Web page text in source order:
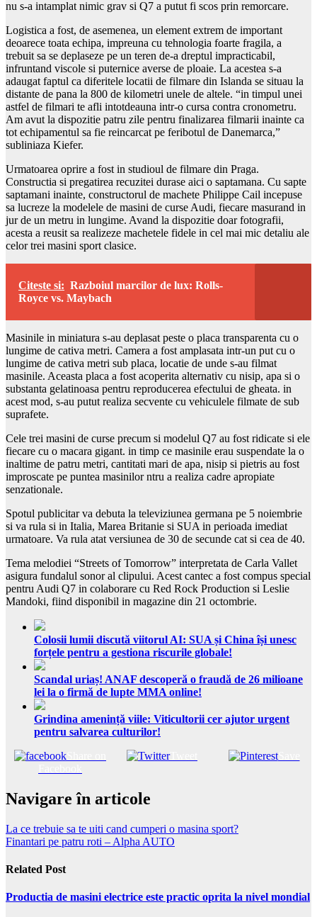
nu s-a intamplat nimic grav si Q7 a putut fi scos prin remorcare.
Logistica a fost, de asemenea, un element extrem de important
deoarece toata echipa, impreuna cu tehnologia foarte fragila, a
trebuit sa se deplaseze pe un teren de-a dreptul impracticabil,
infruntand viscole si puternice averse de ploaie. La acestea s-a
adaugat faptul ca diferitele locatii de filmare din Islanda se situau la
distante de pana la 800 de kilometri unele de altele. “in timpul unei
astfel de filmari te afli intotdeauna intr-o cursa contra cronometru.
Am avut la dispozitie patru zile pentru finalizarea filmarii inainte ca
tot echipamentul sa fie reincarcat pe feribotul de Danemarca,”
subliniaza Kiefer.
Urmatoarea oprire a fost in studioul de filmare din Praga.
Constructia si pregatirea recuzitei durase aici o saptamana. Cu sapte
saptamani inainte, constructorul de machete Philippe Cail incepuse
sa lucreze la modelele de masini de curse Audi, fiecare masurand in
jur de un metru in lungime. Avand la dispozitie doar fotografii,
acesta a reusit sa realizeze machetele fidele in cel mai mic detaliu ale
celor trei masini sport clasice.
Citeste si: Razboiul marcilor de lux: Rolls-
Royce vs. Maybach
Masinile in miniatura s-au deplasat peste o placa transparenta cu o
lungime de cativa metri. Camera a fost amplasata intr-un put cu o
lungime de cativa metri sub placa, locatie de unde s-au filmat
masinile. Aceasta placa a fost acoperita alternativ cu nisip, apa si o
substanta gelatinoasa pentru reproducerea efectului de gheata. in
acest mod, s-au putut realiza secvente cu vehiculele filmate de sub
suprafete.
Cele trei masini de curse precum si modelul Q7 au fost ridicate si ele
fiecare cu o macara gigant. in timp ce masinile erau suspendate la o
inaltime de patru metri, cantitati mari de apa, nisip si pietris au fost
improscate pe puntea masinilor ntru a realiza cadre apropiate
senzationale.
Spotul publicitar va debuta la televiziunea germana pe 5 noiembrie
si va rula si in Italia, Marea Britanie si SUA in perioada imediat
urmatoare. Va rula atat versiunea de 30 de secunde cat si cea de 40.
Tema melodiei “Streets of Tomorrow” interpretata de Carla Vallet
asigura fundalul sonor al clipului. Acest cantec a fost compus special
pentru Audi Q7 in colaborare cu Red Rock Production si Leslie
Mandoki, fiind disponibil in magazine din 21 octombrie.
Colosii lumii discută viitorul AI: SUA și China își unesc
forțele pentru a gestiona riscurile globale!
Scandal uriaș! ANAF descoperă o fraudă de 26 milioane
lei la o firmă de lupte MMA online!
Grindina amenință viile: Viticultorii cer ajutor urgent
pentru salvarea culturilor!
Tweet Save
Navigare în articole
La ce trebuie sa te uiti cand cumperi o masina sport?
Finantari pe patru roti – Alpha AUTO
Related Post
Productia de masini electrice este practic oprita la nivel mondial